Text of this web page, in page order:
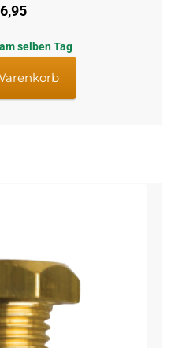
selben Tag